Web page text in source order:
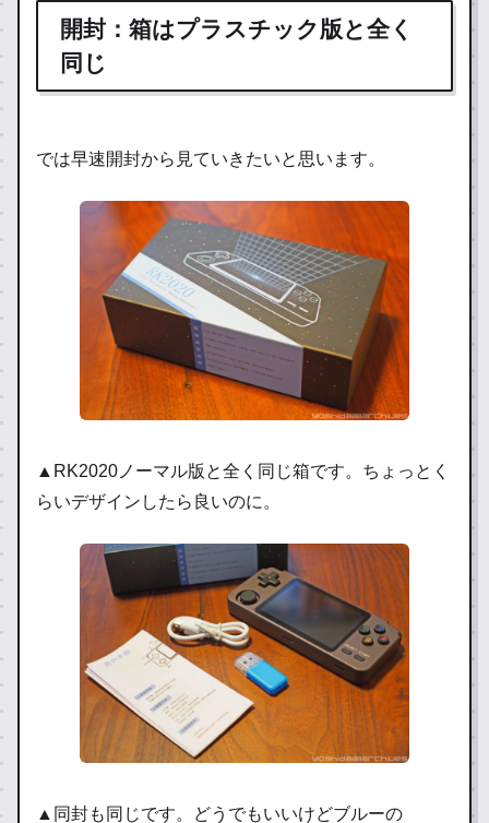
開封：箱はプラスチック版と全く
同じ
では早速開封から見ていきたいと思います。
▲RK2020ノーマル版と全く同じ箱です。ちょっとく
らいデザインしたら良いのに。
▲同封も同じです。どうでもいいけどブルーの